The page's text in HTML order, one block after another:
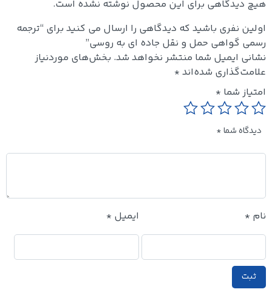
هیچ دیدگاهی برای این محصول نوشته نشده است.
اولین نفری باشید که دیدگاهی را ارسال می کنید برای “ترجمه
رسمی گواهی حمل و نقل جاده ای به روسی”
نشانی ایمیل شما منتشر نخواهد شد.بخش‌های موردنیاز
علامت‌گذاری شده‌اند*
امتیاز شما*
دیدگاه شما*
نام* ایمیل*